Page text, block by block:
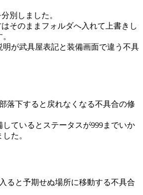
別しました。
そのままフォルダへ入れて上書きし
明が武具屋表記と装備画面で違う不具
落下すると戻れなくなる不具合の修
ているとステータスが999までいか
た。
ると予期せぬ場所に移動する不具合